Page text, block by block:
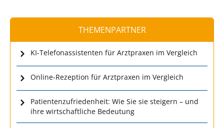
THEMENPARTNER
KI-Telefonassistenten für Arztpraxen im Vergleich
Online-Rezeption für Arztpraxen im Vergleich
Patientenzufriedenheit: Wie Sie sie steigern – und
ihre wirtschaftliche Bedeutung